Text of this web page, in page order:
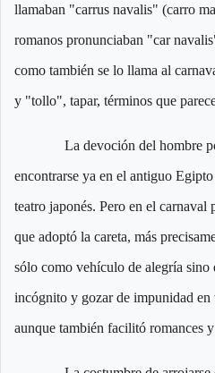
llamaban "carrus navalis" (carro
romanos pronunciaban "car
como también se lo llama al
y "tollo", tapar, términos que
La devoción del hombre por
encontrarse ya en el antiguo
teatro japonés. Pero en el
que adoptó la careta, más
sólo como vehículo de alegría sino
incógnito y gozar de impunidad en
aunque también facilitó romances